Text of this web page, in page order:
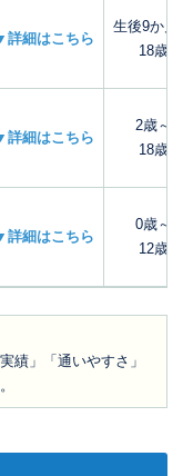
詳細はこちら
生後9か月
18歳
詳細はこちら
2歳～
18歳
詳細はこちら
0歳～
12歳
績」「通いやすさ」